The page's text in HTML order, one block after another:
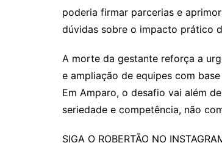
poderia firmar parcerias e
dúvidas sobre o impacto prático
A morte da gestante reforça a
e ampliação de equipes com
Em Amparo, o desafio vai além
seriedade e competência, não
SIGA O ROBERTÃO NO